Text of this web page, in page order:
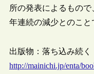
所の発表によるもの
年連続の減少とのこと
出版物：落ち込み続
http://mainichi.jp/enta/